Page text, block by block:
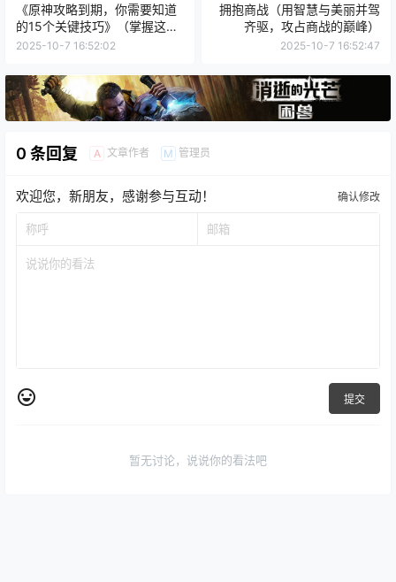
《原神攻略到期，你需要知道
的15个关键技巧》（掌握这些
技巧，成为原神大师，轻松应
2025-10-7 16:52:02
拥抱商战（用智慧与美丽并驾
齐驱，攻占商战的巅峰）
2025-10-7 16:52:47
0 条回复 A 文章作者 M 管理员
欢迎您，新朋友，感谢参与互动！ 确认修改
提交
暂无讨论，说说你的看法吧